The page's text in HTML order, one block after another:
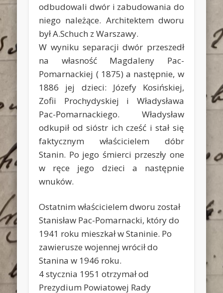
odbudowali dwór i zabudowania do
niego należące. Architektem dworu
był A.Schuch z Warszawy.
W wyniku separacji dwór przeszedł
na własność Magdaleny Pac-
Pomarnackiej ( 1875) a następnie, w
1886 jej dzieci: Józefy Kosińskiej,
Zofii Prochydyskiej i Władysława
Pac-Pomarnackiego. Władysław
odkupił od sióstr ich cześć i stał się
faktycznym właścicielem dóbr
Stanin. Po jego śmierci przeszły one
w ręce jego dzieci a następnie
wnuków.
Ostatnim właścicielem dworu został
Stanisław Pac-Pomarnacki, który do
1941 roku mieszkał w Staninie. Po
zawierusze wojennej wrócił do
Stanina w 1946 roku.
4 stycznia 1951 otrzymał od
Prezydium Powiatowej Rady